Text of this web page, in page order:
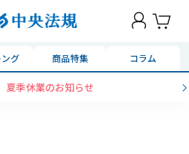
グ 商品特集 コラム
夏季休業のお知らせ